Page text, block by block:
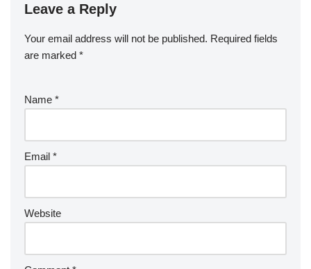
Leave a Reply
Your email address will not be published. Required fields
are marked *
Name *
Email *
Website